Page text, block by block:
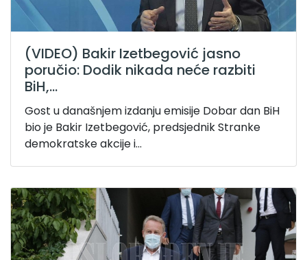
(VIDEO) Bakir Izetbegović jasno
poručio: Dodik nikada neće razbiti
BiH,...
Gost u današnjem izdanju emisije Dobar dan BiH
bio je Bakir Izetbegović, predsjednik Stranke
demokratske akcije i...